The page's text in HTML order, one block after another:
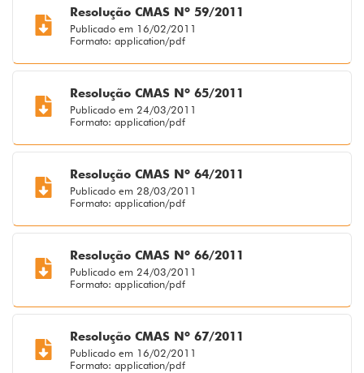
Resolução CMAS Nº 59/2011
Publicado em 16/02/2011
Formato: application/pdf
Resolução CMAS Nº 65/2011
Publicado em 24/03/2011
Formato: application/pdf
Resolução CMAS Nº 64/2011
Publicado em 28/03/2011
Formato: application/pdf
Resolução CMAS Nº 66/2011
Publicado em 24/03/2011
Formato: application/pdf
Resolução CMAS Nº 67/2011
Publicado em 16/02/2011
Formato: application/pdf